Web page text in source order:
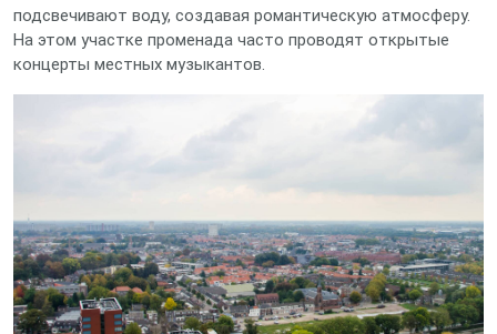
подсвечивают воду, создавая романтическую атмосферу.
На этом участке променадa часто проводят открытые
концерты местных музыкантов.